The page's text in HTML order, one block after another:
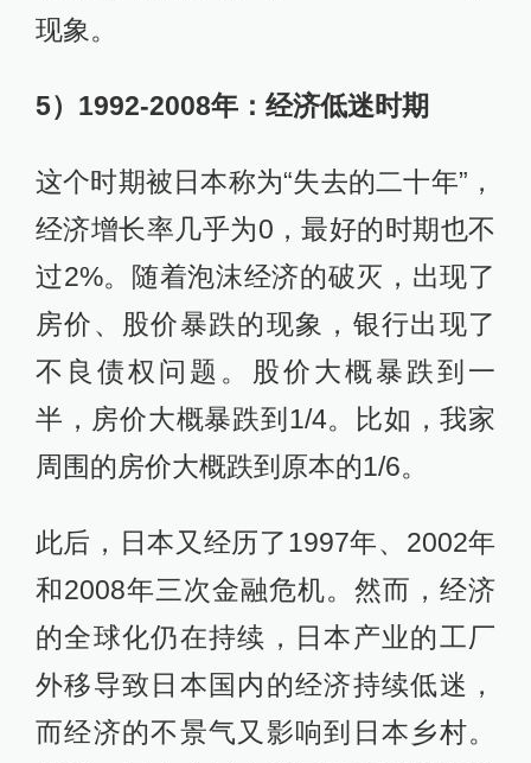
现象。
5）1992-2008年：经济低迷时期
这个时期被日本称为“失去的二十年”，
经济增长率几乎为0，最好的时期也不
过2%。随着泡沫经济的破灭，出现了
房价、股价暴跌的现象，银行出现了
不良债权问题。股价大概暴跌到一
半，房价大概暴跌到1/4。比如，我家
周围的房价大概跌到原本的1/6。
此后，日本又经历了1997年、2002年
和2008年三次金融危机。然而，经济
的全球化仍在持续，日本产业的工厂
外移导致日本国内的经济持续低迷，
而经济的不景气又影响到日本乡村。